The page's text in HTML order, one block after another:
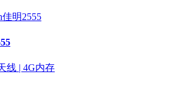
线 | 4G内存